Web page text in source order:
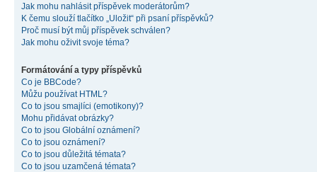
Jak mohu nahlásit příspěvek moderátorům?
K čemu slouží tlačítko „Uložit“ při psaní příspěvků?
Proč musí být můj příspěvek schválen?
Jak mohu oživit svoje téma?
Formátování a typy příspěvků
Co je BBCode?
Můžu používat HTML?
Co to jsou smajlíci (emotikony)?
Mohu přidávat obrázky?
Co to jsou Globální oznámení?
Co to jsou oznámení?
Co to jsou důležitá témata?
Co to jsou uzamčená témata?